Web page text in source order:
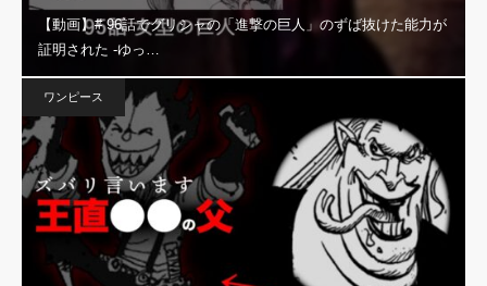
【動画】# 96話でグリシャの「進撃の巨人」のずば抜けた能力が
証明された -ゆっ…
ワンピース